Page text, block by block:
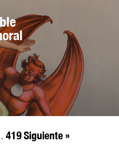
419Siguiente »